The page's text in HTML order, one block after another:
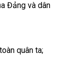
Đảng và dân
quân ta;